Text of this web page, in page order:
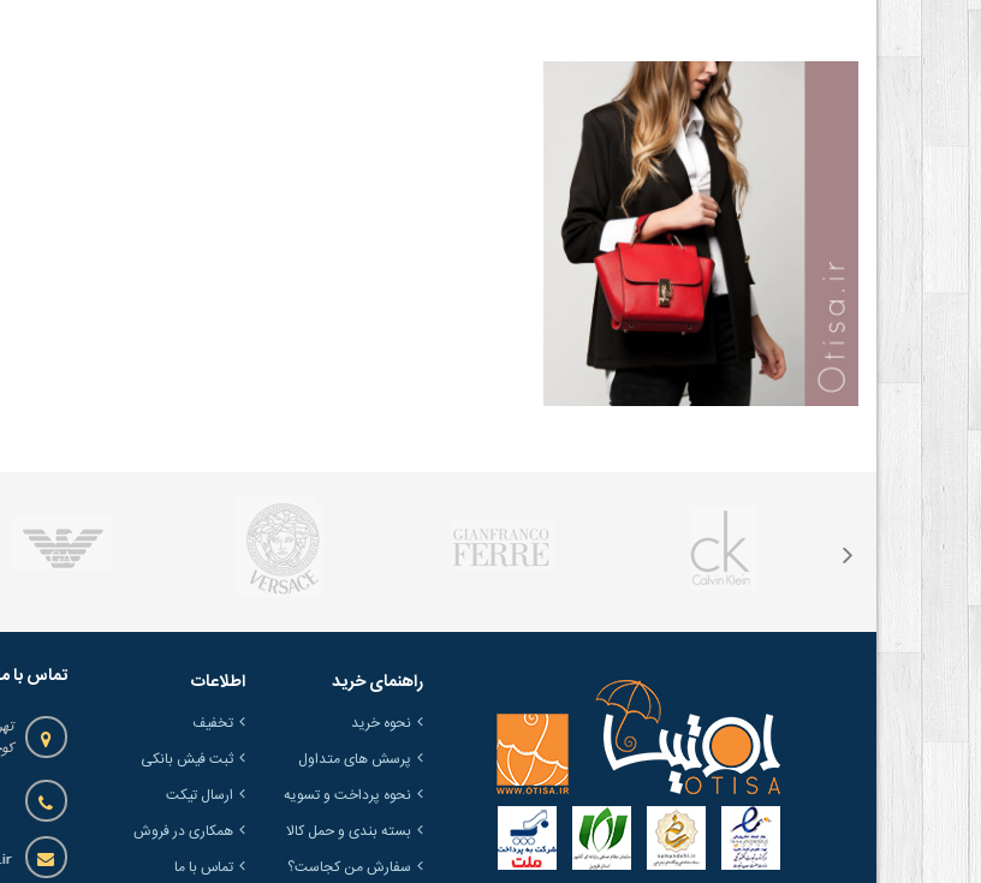
راهنمای خرید
نحوه خرید
پرسش های متداول
نحوه پرداخت و تسویه
بسته بندی و حمل کالا
سفارش من کجاست؟
اطلاعات
تخفیف
ثبت فیش بانکی
ارسال تیکت
همکاری در فروش
تماس با ما
تماس با